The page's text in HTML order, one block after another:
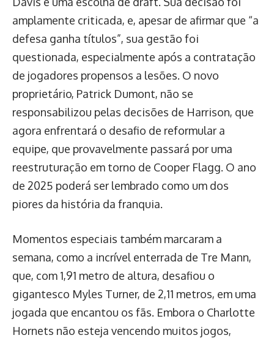
amplamente criticada, e, apesar de afirmar que “a
defesa ganha títulos”, sua gestão foi
questionada, especialmente após a contratação
de jogadores propensos a lesões. O novo
proprietário, Patrick Dumont, não se
responsabilizou pelas decisões de Harrison, que
agora enfrentará o desafio de reformular a
equipe, que provavelmente passará por uma
reestruturação em torno de Cooper Flagg. O ano
de 2025 poderá ser lembrado como um dos
piores da história da franquia.
Momentos especiais também marcaram a
semana, como a incrível enterrada de Tre Mann,
que, com 1,91 metro de altura, desafiou o
gigantesco Myles Turner, de 2,11 metros, em uma
jogada que encantou os fãs. Embora o Charlotte
Hornets não esteja vencendo muitos jogos,